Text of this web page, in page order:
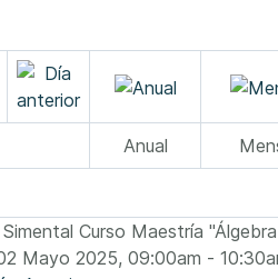
Anual
Curso Maestría
Mayo 2025, 09:00am -